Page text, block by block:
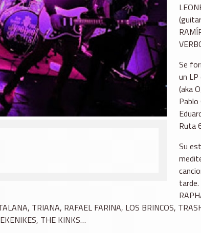
Se
un LP
(aka
Ruta
Su
TRIANA, RAFAEL FARINA, LOS BRINCOS,
THE KINKS…